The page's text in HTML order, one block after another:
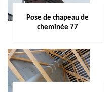
Pose de chapeau de
cheminée 77